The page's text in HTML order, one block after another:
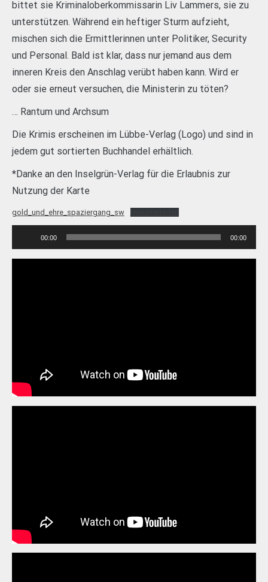
bittet sie Kriminaloberkommissarin Liv Lammers, sie zu
unterstützen. Während ein heftiger Sturm aufzieht,
mischen sich die Ermittlerinnen unter Politiker, Security
und Personal. Bald ist klar, dass nur jemand aus dem
inneren Kreis den Anschlag verübt haben kann. Wird er
oder sie erneut versuchen, die Ministerin zu töten?
… Rantum und Archsum
Die Krimis erscheinen im Lübbe-Verlag (Logo) und sind in
jedem gut sortierten Buchhandel erhältlich.
*Danke an den Inselgrün-Verlag für die Erlaubnis zur
Nutzung der Karte
gold_und_ehre_spaziergang_sw
Player
00:00 00:00